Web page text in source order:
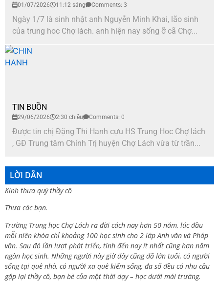
01/07/2026 11:12 sáng Comments: 3
Ngày 1/7 là sinh nhật anh Nguyễn Minh Khai, lão sinh
của trung hoc Chợ lách. anh hiện nay sống ỡ cã Chợ...
TIN BUỒN
29/06/2026 2:30 chiều Comments: 0
Được tin chị Đặng Thi Hanh cựu HS Trung Hoc Chợ lách
, GĐ Trung tâm Chính Trị huyện Chợ Lách vừa từ trần...
LỜI DẪN
Kính thưa quý thầy cô
Thưa các bạn.
Trường Trung học Chợ Lách ra đời cách nay hơn 50 năm, lúc đầu
mỗi niên khóa chỉ khoảng 100 học sinh cho 2 lớp Anh văn và Pháp
văn. Sau đó lần lượt phát triển, tính đến nay ít nhất cũng hơn năm
ngàn học sinh. Những người này giờ đây cũng đã lớn tuổi, có người
sống tại quê nhà, có người xa quê kiếm sống, đa số đều có nhu cầu
gặp lại thầy cô, bạn bè của một thời dạy – học dưới mái trường.